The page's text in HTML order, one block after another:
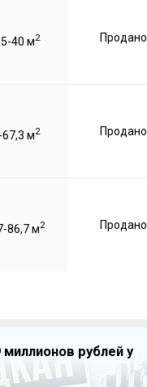
40 м2 Продано
м2 Продано
86,7 м2 Продано
рублей у